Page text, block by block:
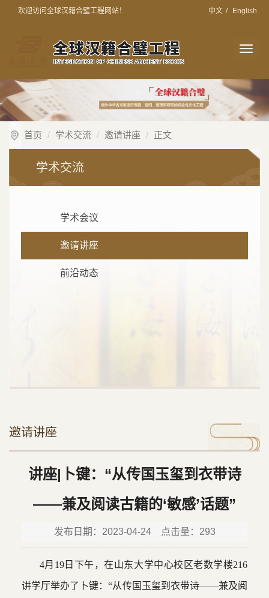
欢迎访问全球汉籍合璧工程网站！ 中文 / English
切
导
航
首页 学术交流 邀请讲座 正文
学术交流
学术会议
邀请讲座
前沿动态
邀请讲座
讲座|卜键：“从传国玉玺到衣带诗
——兼及阅读古籍的‘敏感’话题”
发布日期：2023-04-24 点击量： 293
4月19日下午，在山东大学中心校区老数学楼216
讲学厅举办了卜键：“从传国玉玺到衣带诗——兼及阅